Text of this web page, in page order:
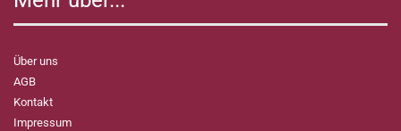
Über uns
AGB
Kontakt
Impressum